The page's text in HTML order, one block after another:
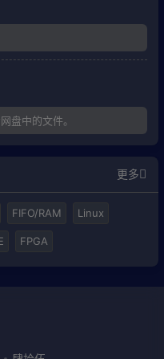
盘中的文件。
更多
FIFO/RAM Linux
FPGA